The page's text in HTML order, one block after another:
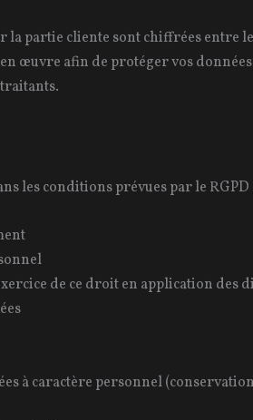
la partie cliente sont chiffrées entre
œuvre afin de protéger vos
les conditions prévues par le RGPD
de ce droit en application des
à caractère personnel